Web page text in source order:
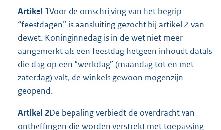
Artikel 1Voor de omschrijving van het begrip
“feestdagen” is aansluiting gezocht bij artikel 2 van
dewet. Koninginnedag is in de wet niet meer
aangemerkt als een feestdag hetgeen inhoudt datals
die dag op een “werkdag” (maandag tot en met
zaterdag) valt, de winkels gewoon mogenzijn
geopend.
Artikel 2De bepaling verbiedt de overdracht van
ontheffingen die worden verstrekt met toepassing